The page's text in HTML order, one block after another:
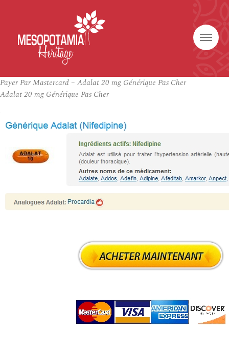
Payer Par Mastercard – Adalat 20 mg Générique Pas Cher
Adalat 20 mg Générique Pas Cher